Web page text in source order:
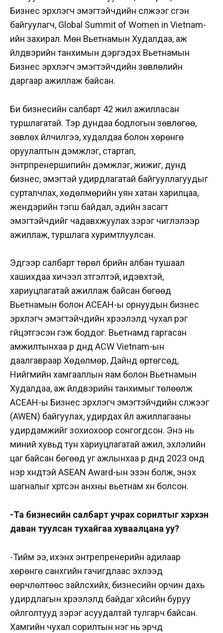
Бизнес эрхлэгч эмэгтэйчүүдийн сүлжээг үүсгэн
байгуулагч, Global Summit of Women in Vietnam-
ийн захирал. Мөн Вьетнамын Худалдаа, аж
үйлдвэрийн танхимын дэргэдэх Вьетнамын
Бизнес эрхлэгч эмэгтэйчүүдийн зөвлөлийн
даргаар ажиллаж байсан.
Би бизнесийн салбарт 42 жил ажилласан
туршлагатай. Тэр дундаа бодлогын зөвлөгөө,
зөвлөх үйлчилгээ, худалдаа болон хөрөнгө
оруулалтын дэмжлэг, стартап,
энтрпренершипийн дэмжлэг, жижиг, дунд
бизнес, эмэгтэй удирдлагатай байгууллагуудыг
сурталчлах, хөдөлмөрийн уян хатан харилцаа,
жендэрийн тэгш байдал, эдийн засагт
эмэгтэйчүүдийг чадавхжуулах зэрэг чиглэлээр
ажиллаж, туршлага хуримтлуулсан.
Эдгээр салбарт төрөл бүрийн албан тушаал
хашихдаа хичээл зүтгэлтэй, идэвхтэй,
хариуцлагатай ажиллаж байсан бөгөөд
Вьетнамын болон АСEAН-ы орнуудын бизнес
эрхлэгч эмэгтэйчүүдийн хүрээлэлд чухал үүрэг
гүйцэтгэсэн гэж боддог. Вьетнамд гаргасан
амжилтынхаа үр дүнд АCW Vietnam-ын
даалгавраар Хөдөлмөр, Дайнд өртөгсөд,
Нийгмийн хамгааллын яам болон Вьетнамын
Худалдаа, аж үйлдвэрийн танхимыг төлөөлж
AСEAН-ы Бизнес эрхлэгч эмэгтэйчүүдийн сүлжээг
(AWEN) байгуулах, удирдах үйл ажиллагааны
удирдамжийг зохиохоор сонгогдсон. Энэ нь
миний хувьд тун хариуцлагатай ажил, эхлэлийн
цаг байсан бөгөөд уг ажлынхаа үр дүнд 2023 онд
нэр хүндтэй ASEAN Award-ын эзэн болж, энэхүү
шагналыг хүртсэн анхны вьетнам хүн болсон.
-Та бизнесийн салбарт учрах сорилтыг хэрхэн
даван туулсан тухайгаа хуваалцана уу?
-Тийм ээ, ихэнх энтрепренерийн адилаар
хөрөнгө санхүүгийн гачигдлаас эхлээд
өөрчлөлтөөс зайлсхийх, бизнесийн орчин дахь
удирдлагын хүрээлэлд байдаг хүйсийн буруу
ойлголтууд зэрэг асуудалтай тулгарч байсан.
Хамгийн чухал сорилтын нэг нь эрчүүд